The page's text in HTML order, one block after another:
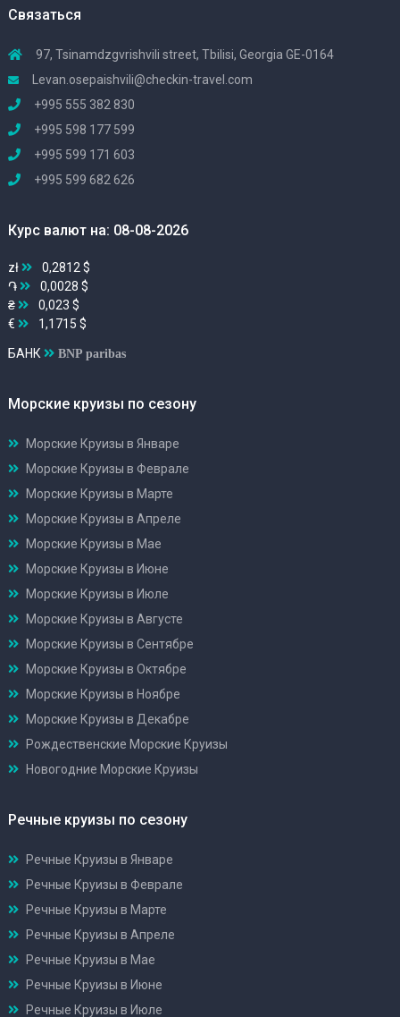
Связаться
97, Tsinamdzgvrishvili street, Tbilisi, Georgia GE-0164
Levan.osepaishvili@checkin-travel.com
+995 555 382 830
+995 598 177 599
+995 599 171 603
+995 599 682 626
Курс валют на: 08-08-2026
zł
0,2812 $
֏
0,0028 $
₴
0,023 $
€
1,1715 $
БАНК BNP paribas
Морские круизы по сезону
Морские Круизы в Январе
Морские Круизы в Феврале
Морские Круизы в Марте
Морские Круизы в Апреле
Морские Круизы в Мае
Морские Круизы в Июне
Морские Круизы в Июле
Морские Круизы в Августе
Морские Круизы в Сентябре
Морские Круизы в Октябре
Морские Круизы в Ноябре
Морские Круизы в Декабре
Рождественские Морские Круизы
Новогодние Морские Круизы
Речные круизы по сезону
Речные Круизы в Январе
Речные Круизы в Феврале
Речные Круизы в Марте
Речные Круизы в Апреле
Речные Круизы в Мае
Речные Круизы в Июне
Речные Круизы в Июле